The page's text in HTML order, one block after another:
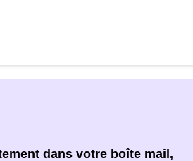
dans votre boîte mail,